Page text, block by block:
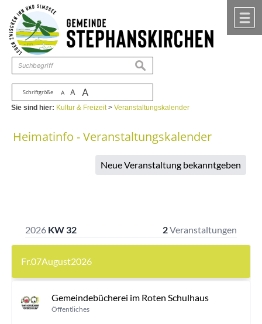
Zum Inhalt ,zur Navigation
Schriftgröße A A A
suchen
Sie sind hier: Kultur & Freizeit>Veranstaltungskalender
Heimatinfo - Veranstaltungskalender